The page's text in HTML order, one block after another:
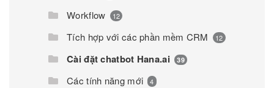
Workflow 12
Tích hợp với các phần mềm CRM 12
Cài đặt chatbot Hana.ai 39
Các tính năng mới 4